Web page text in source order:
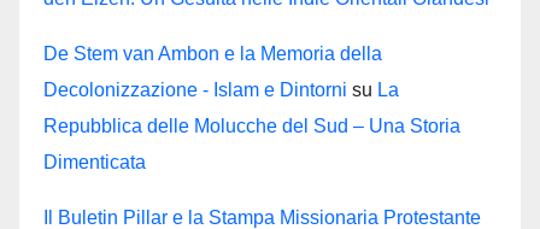
De Stem van Ambon e la Memoria della
Decolonizzazione - Islam e Dintorni su La
Repubblica delle Molucche del Sud – Una Storia
Dimenticata
Il Buletin Pillar e la Stampa Missionaria Protestante